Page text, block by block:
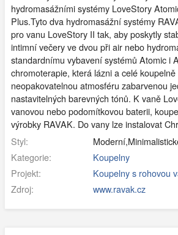
hydromasážními systémy LoveStory
Plus.Tyto dva hydromasážní systémy
pro vanu LoveStory II tak, aby poskytly
intimní večery ve dvou při air nebo
standardnímu vybavení systémů Atomic i
chromoterapie, která lázni a celé
neopakovatelnou atmosféru zabarvenou
nastavitelných barevných tónů. K vaně
vanovou nebo podomítkovou baterii,
výrobky RAVAK. Do vany lze instalovat
Styl:
Kategorie:
Koupelny
Projekt:
Koupelny s rohovou
Zdroj:
www.ravak.cz